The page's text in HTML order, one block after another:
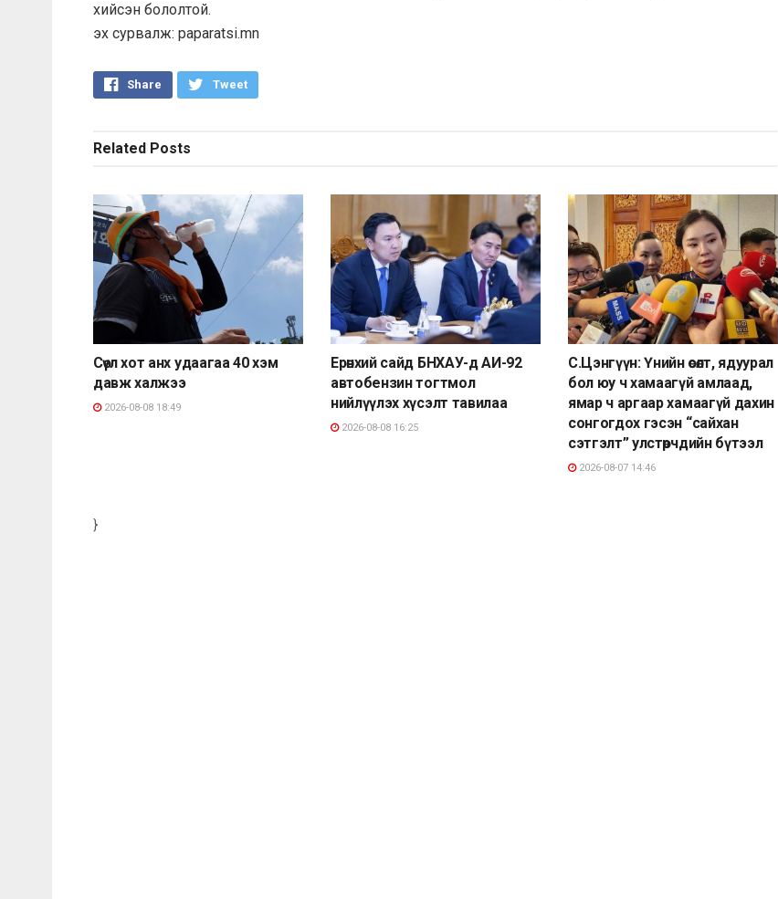
хийсэн бололтой.
эх сурвалж: paparatsi.mn
Share Tweet
Related Posts
Сөүл хот анх удаагаа 40 хэм
давж халжээ
2026-08-08 18:49
Ерөнхий сайд БНХАУ-д АИ-92
автобензин тогтмол
нийлүүлэх хүсэлт тавилаа
2026-08-08 16:25
С.Цэнгүүн: Үнийн өсөлт, ядуурал
бол юу ч хамаагүй амлаад,
ямар ч аргаар хамаагүй дахин
сонгогдох гэсэн “сайхан
сэтгэлт” улстөрчдийн бүтээл
2026-08-07 14:46
}